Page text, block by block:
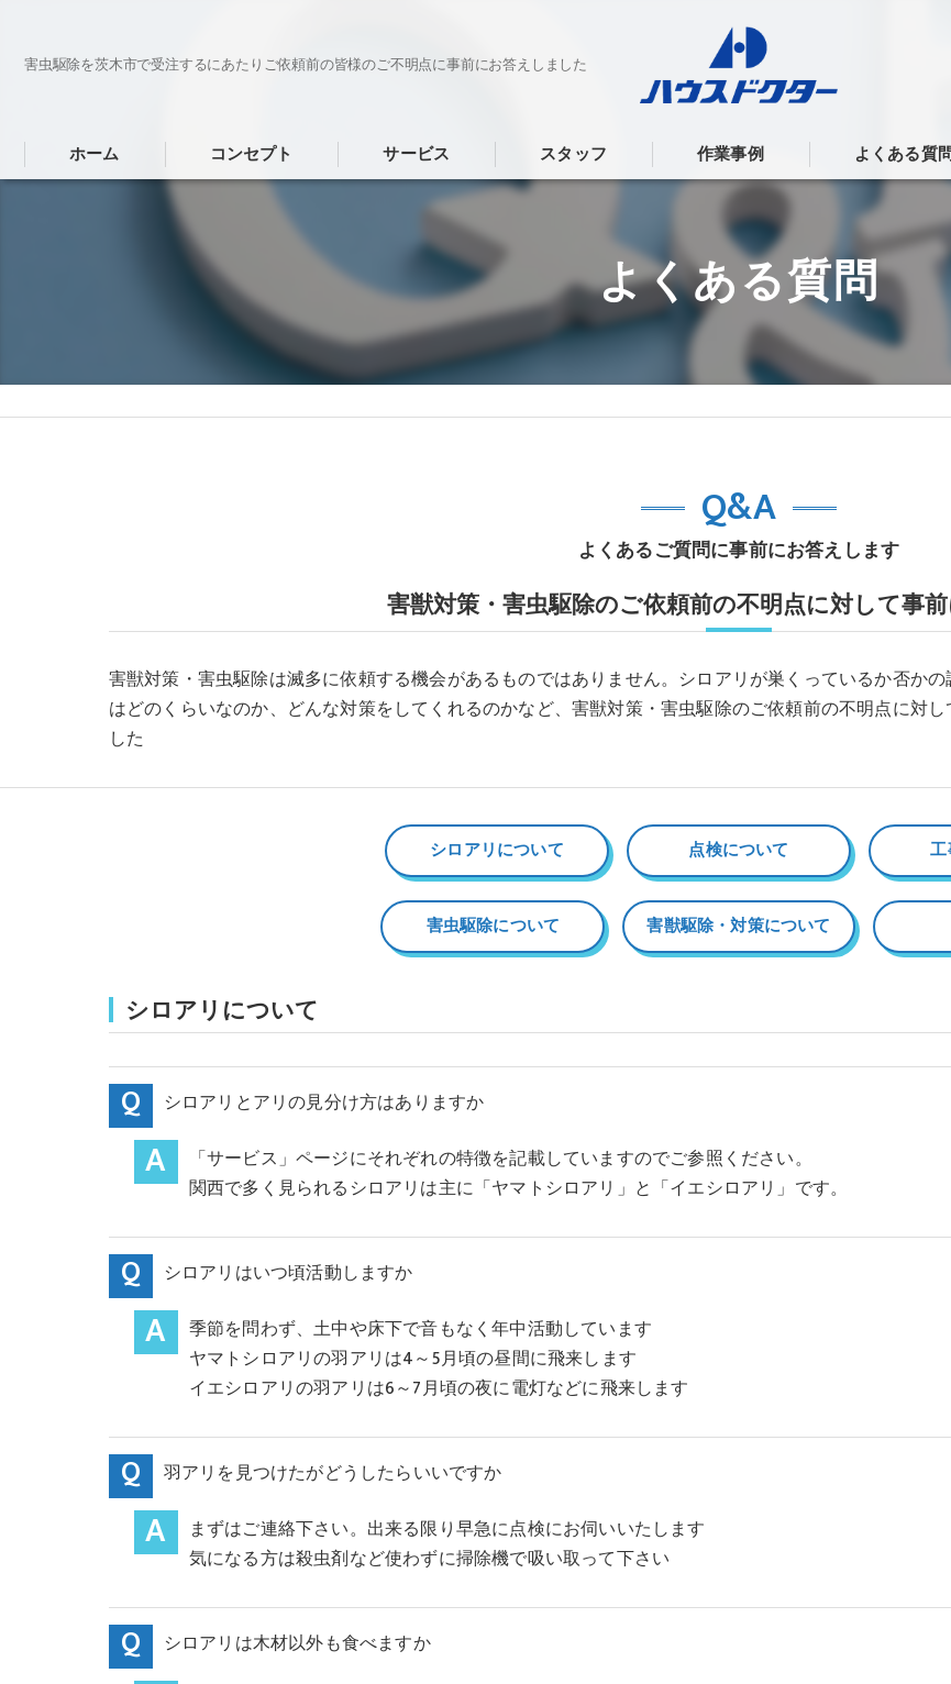
害虫駆除を茨木市で受注するにあたりご依頼前の皆様のご不明点に事前にお答えしました
ホーム コンセプト サービス スタッフ 作業事例 よくある質
よくある質問
よくあるご質問に事前にお答えします
Q&A
害獣対策・害虫駆除のご依頼前の不明点に対して事
害獣対策・害虫駆除は滅多に依頼する機会があるものではありません。シロアリが巣くっているか否か
はどのくらいなのか、どんな対策をしてくれるのかなど、害獣対策・害虫駆除のご依頼前の不明点に対
した
シロアリについて 点検について
害虫駆除について 害獣駆除・対策について
シロアリについて
シロアリとアリの見分け方はありますか
「サービス」ページにそれぞれの特徴を記載していますのでご参照ください。
関西で多く見られるシロアリは主に「ヤマトシロアリ」と「イエシロアリ」です。
シロアリはいつ頃活動しますか
季節を問わず、土中や床下で音もなく年中活動しています
ヤマトシロアリの羽アリは4～5月頃の昼間に飛来します
イエシロアリの羽アリは6～7月頃の夜に電灯などに飛来します
羽アリを見つけたがどうしたらいいですか
まずはご連絡下さい。出来る限り早急に点検にお伺いいたします
気になる方は殺虫剤など使わずに掃除機で吸い取って下さい
シロアリは木材以外も食べますか